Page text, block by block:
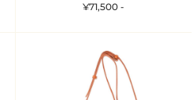
¥71,500 -